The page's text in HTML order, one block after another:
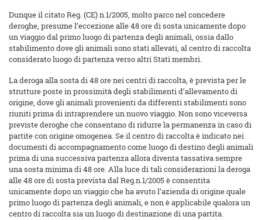
Dunque il citato Reg. (CE) n.1/2005, molto parco nel concedere
deroghe, presume l’eccezione alle 48 ore di sosta unicamente dopo
un viaggio dal primo luogo di partenza degli animali, ossia dallo
stabilimento dove gli animali sono stati allevati, al centro di raccolta
considerato luogo di partenza verso altri Stati membri.
La deroga alla sosta di 48 ore nei centri di raccolta, è prevista per le
strutture poste in prossimità degli stabilimenti d’allevamento di
origine, dove gli animali provenienti da differenti stabilimenti sono
riuniti prima di intraprendere un nuovo viaggio. Non sono viceversa
previste deroghe che consentano di ridurre la permanenza in caso di
partite con origine omogenea. Se il centro di raccolta è indicato nei
documenti di accompagnamento come luogo di destino degli animali
prima di una successiva partenza allora diventa tassativa sempre
una sosta minima di 48 ore. Alla luce di tali considerazioni la deroga
alle 48 ore di sosta prevista dal Reg.n.1/2005 è consentita
unicamente dopo un viaggio che ha avuto l’azienda di origine quale
primo luogo di partenza degli animali, e non è applicabile qualora un
centro di raccolta sia un luogo di destinazione di una partita.